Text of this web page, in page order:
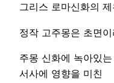
그리스 로마신화의
정작 고주몽은 초면
주몽 신화에 녹아있
서사에 영향을 미친